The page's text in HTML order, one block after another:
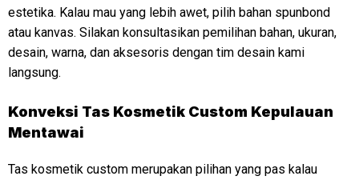
estetika. Kalau mau yang lebih awet, pilih bahan spunbond
atau kanvas. Silakan konsultasikan pemilihan bahan, ukuran,
desain, warna, dan aksesoris dengan tim desain kami
langsung.
Konveksi Tas Kosmetik Custom Kepulauan
Mentawai
Tas kosmetik custom merupakan pilihan yang pas kalau